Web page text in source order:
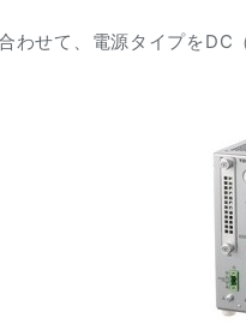
わせて、電源タイプを